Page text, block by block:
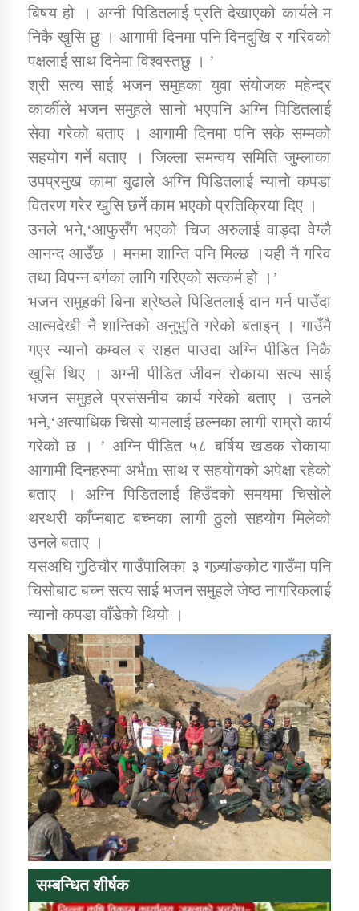
कर्णाली प्राविधि शिक्षालय जुम्लाको सुचना
तातोपानी गाउँपालिकाको न्यायिक समिति सम्बन्धी सन्देश
तातोपानी गाउँपालिका जुम्लाको महिला तथा लैङ्गिक हिंसा
सम्बन्धी सूचना सन्देश
तातोपानी गाउँपालिका जुम्लाको महिनावारी सम्बन्धिकाे
सन्देश
तातोपानी गाउँपालिका जुम्लाको बालविवाह सन्देश
तातोपानी गाउँपालिका जुम्लाको सूचना
तातोपानी गाउँपालिका जुम्लाको सूचना
बिषय हो । अग्नी पिडितलाई प्रति देखाएको कार्यले म
निकै खुसि छु । आगामी दिनमा पनि दिनदुखि र गरिवको
पक्षलाई साथ दिनेमा विश्वस्तछु । ’
श्री सत्य साई भजन समुहका युवा संयोजक महेन्द्र
कार्कीले भजन समुहले सानो भएपनि अग्नि पिडितलाई
सेवा गरेको बताए । आगामी दिनमा पनि सके सम्मको
सहयोग गर्ने बताए । जिल्ला समन्वय समिति जुम्लाका
उपप्रमुख कामा बुढाले अग्नि पिडितलाई न्यानो कपडा
वितरण गरेर खुसि छर्ने काम भएको प्रतिक्रिया दिए ।
उनले भने,‘आफुसँग भएको चिज अरुलाई वाड्दा वेग्लै
आनन्द आउँछ । मनमा शान्ति पनि मिल्छ ।यही नै गरिव
तथा विपन्न बर्गका लागि गरिएको सत्कर्म हो ।’
भजन समुहकी बिना श्रेष्ठले पिडितलाई दान गर्न पाउँदा
आत्मदेखी नै शान्तिको अनुभुति गरेको बताइन् । गाउँमै
गएर न्यानो कम्वल र राहत पाउदा अग्नि पीडित निकै
खुसि थिए । अग्नी पीडित जीवन रोकाया सत्य साई
भजन समुहले प्रसंसनीय कार्य गरेको बताए । उनले
भने,‘अत्याधिक चिसो यामलाई छल्नका लागी राम्रो कार्य
गरेको छ । ’ अग्नि पीडित ५८ बर्षिय खडक रोकाया
आगामी दिनहरुमा अभैm साथ र सहयोगको अपेक्षा रहेको
बताए । अग्नि पिडितलाई हिउँदको समयमा चिसोले
थरथरी काँप्नबाट बच्नका लागी ठुलो सहयोग मिलेको
उनले बताए ।
यसअघि गुठिचौर गाउँपालिका ३ गज्र्यांङकोट गाउँमा पनि
चिसोबाट बच्न सत्य साई भजन समुहले जेष्ठ नागरिकलाई
न्यानो कपडा वाँडेको थियो ।
सम्बन्धित शीर्षक